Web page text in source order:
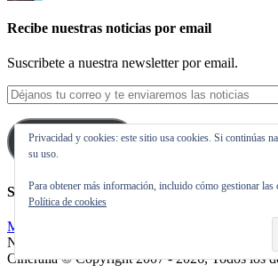
Recibe nuestras noticias por email
Suscribete a nuestra newsletter por email.
Déjanos
tu
correo
y
te
las
noticias
Suscribirse
Síguenos en Twitter
Mis tuits
Noticias de cine y de series de televisión,
Cineralia © Copyright 2007 - 2026, Todos los
Privacidad y cookies: este sitio usa cookies. Si continúas
su uso.
Para obtener más información, incluido cómo gestionar las
Política de cookies